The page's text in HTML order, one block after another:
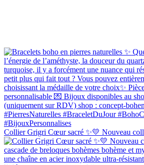
Collier Grigri Cœur sacré ✨💛 Nouveau